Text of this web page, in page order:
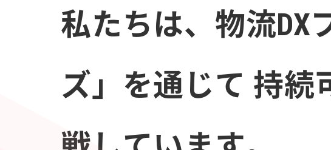
私たちは、物流DX
ズ」を通じて 持続